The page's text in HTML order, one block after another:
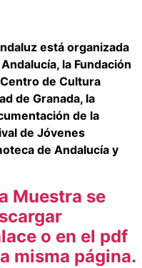
está organizada
la Fundación
de Cultura
de Granada, la
de la
de Jóvenes
de Andalucía y
Muestra se
o en el pdf
misma página.